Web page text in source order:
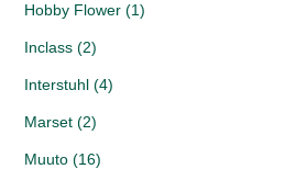
Hobby Flower (1)
Inclass (2)
Interstuhl (4)
Marset (2)
Muuto (16)